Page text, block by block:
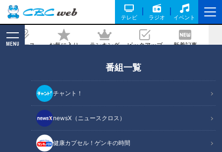
テレビ ラジオ イベント
ニュース お気に入り ランキング ピックアップ 新着記事
MENU
番組一覧
チャント！
newsX（ニュースクロス）
健康カプセル！ゲンキの時間
記事に戻る